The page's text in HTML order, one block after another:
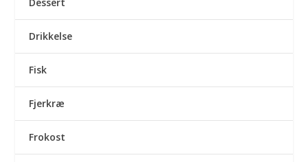
Drikkelse
Fisk
Fjerkræ
Frokost